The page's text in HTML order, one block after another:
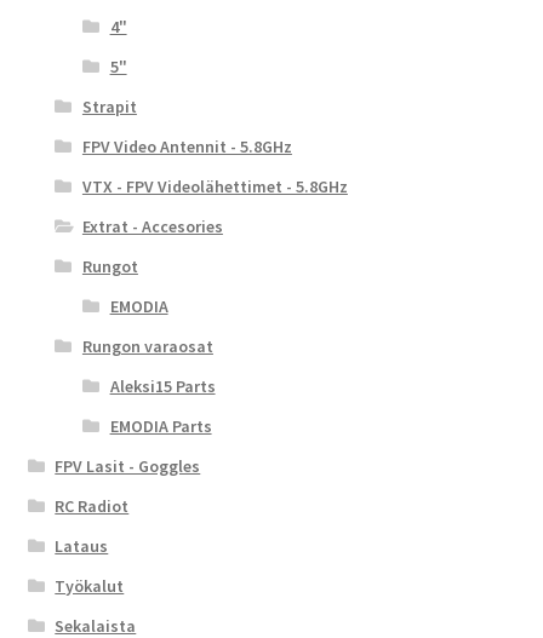
4"
5"
Strapit
FPV Video Antennit - 5.8GHz
VTX - FPV Videolähettimet - 5.8GHz
Extrat - Accesories
Rungot
EMODIA
Rungon varaosat
Aleksi15 Parts
EMODIA Parts
FPV Lasit - Goggles
RC Radiot
Lataus
Työkalut
Sekalaista